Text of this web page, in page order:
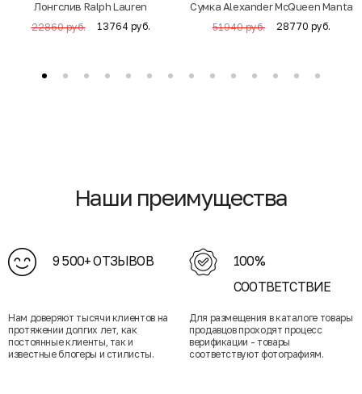
Лонгслив Ralph Lauren
22860 руб. 13764 руб.
Cумка Alexander McQueen Manta
51940 руб. 28770 руб.
Наши преимущества
9 500+ ОТЗЫВОВ
Нам доверяют тысячи клиентов на
протяжении долгих лет, как
постоянные клиенты, так и
известные блогеры и стилисты.
100%
СООТВЕТСТВИЕ
Для размещения в каталоге товары
продавцов проходят процесс
верификации - товары
соответствуют фотографиям.